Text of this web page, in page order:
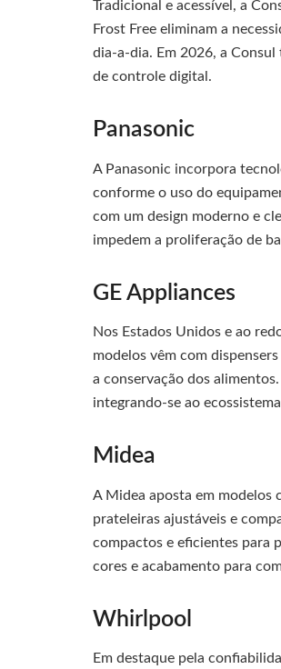
Tradicional e acessível, a
Frost Free eliminam a
dia-a-dia. Em 2026, a
de controle digital.
Panasonic
A Panasonic incorpora
conforme o uso do
com um design moderno e
impedem a proliferação de
GE Appliances
Nos Estados Unidos e ao
modelos vêm com
a conservação dos
integrando-se ao
Midea
A Midea aposta em modelos
prateleiras ajustáveis e
compactos e eficientes para
cores e acabamento para
Whirlpool
Em destaque pela